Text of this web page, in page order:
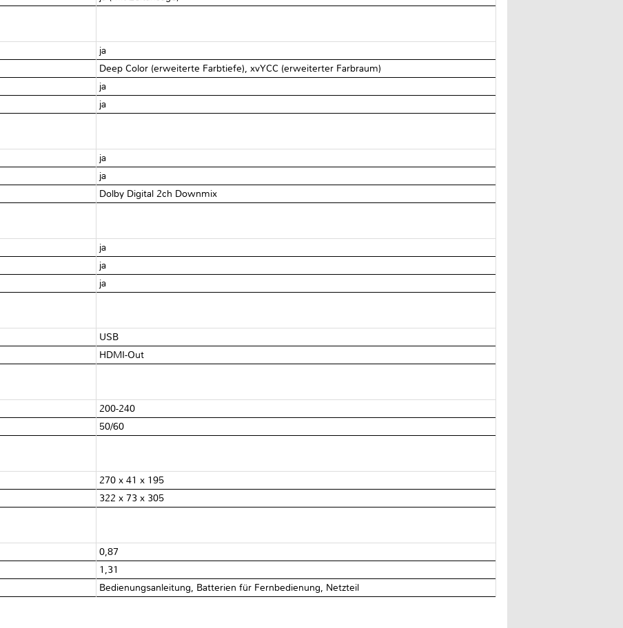
ja
Deep Color (erweiterte Farbtiefe), xvYCC (erweiterter Farbraum)
ja
ja
ja
ja
Dolby Digital 2ch Downmix
ja
ja
ja
USB
HDMI-Out
200-240
50/60
270 x 41 x 195
322 x 73 x 305
0,87
1,31
Bedienungsanleitung, Batterien für Fernbedienung, Netzteil